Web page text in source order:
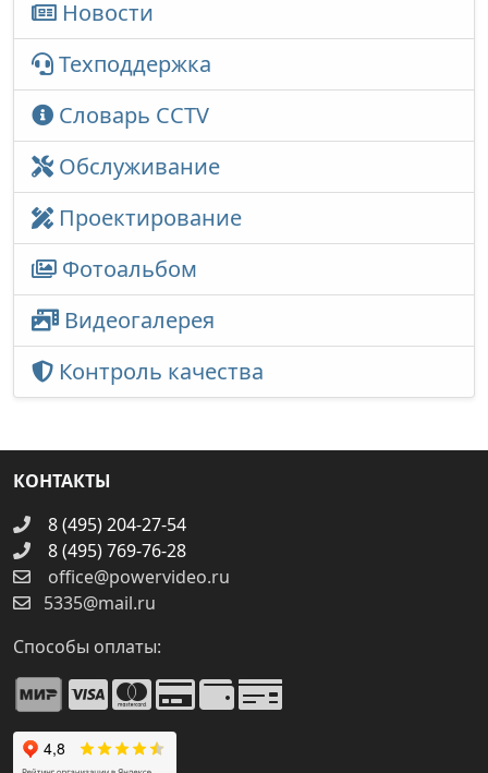
Новости
Техподдержка
Словарь CCTV
Обслуживание
Проектирование
Фотоальбом
Видеогалерея
Контроль качества
КОНТАКТЫ
8 (495) 204-27-54
8 (495) 769-76-28
office@powervideo.ru
5335@mail.ru
Способы оплаты: